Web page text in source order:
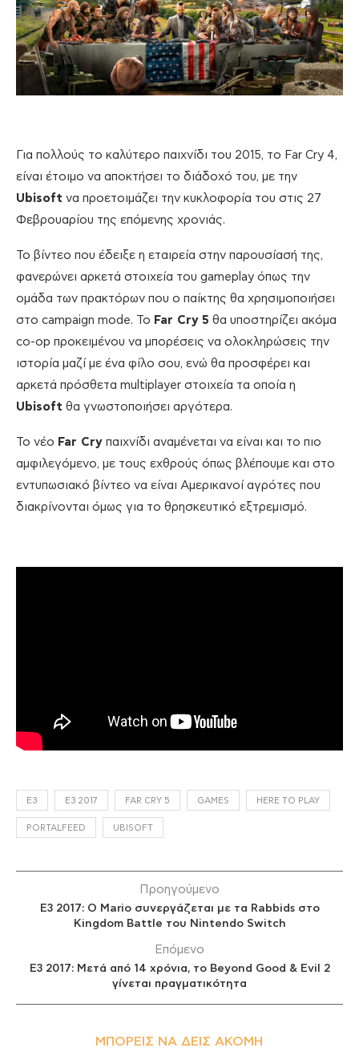
Για πολλούς το καλύτερο παιχνίδι του 2015, το Far Cry 4,
είναι έτοιμο να αποκτήσει το διάδοχό του, με την
Ubisoft να προετοιμάζει την κυκλοφορία του στις 27
Φεβρουαρίου της επόμενης χρονιάς.
Το βίντεο που έδειξε η εταιρεία στην παρουσίασή της,
φανερώνει αρκετά στοιχεία του gameplay όπως την
ομάδα των πρακτόρων που ο παίκτης θα χρησιμοποιήσει
στo campaign mode. Το Far Cry 5 θα υποστηρίζει ακόμα
co-op προκειμένου να μπορέσεις να ολοκληρώσεις την
ιστορία μαζί με ένα φίλο σου, ενώ θα προσφέρει και
αρκετά πρόσθετα multiplayer στοιχεία τα οποία η
Ubisoft θα γνωστοποιήσει αργότερα.
Το νέο Far Cry παιχνίδι αναμένεται να είναι και το πιο
αμφιλεγόμενο, με τους εχθρούς όπως βλέπουμε και στο
εντυπωσιακό βίντεο να είναι Αμερικανοί αγρότες που
διακρίνονται όμως για το θρησκευτικό εξτρεμισμό.
E3 E3 2017 FAR CRY 5 GAMES HERE TO PLAY
PORTALFEED UBISOFT
Προηγούμενο
E3 2017: Ο Mario συνεργάζεται με τα Rabbids στο
Kingdom Battle του Nintendo Switch
Επόμενο
E3 2017: Μετά από 14 χρόνια, το Beyond Good & Evil 2
γίνεται πραγματικότητα
ΜΠΟΡΕΊΣ ΝΑ ΔΕΙΣ ΑΚΌΜΗ